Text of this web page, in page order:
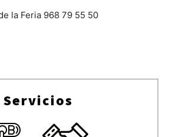
la Feria 968 79 55 50
Servicios